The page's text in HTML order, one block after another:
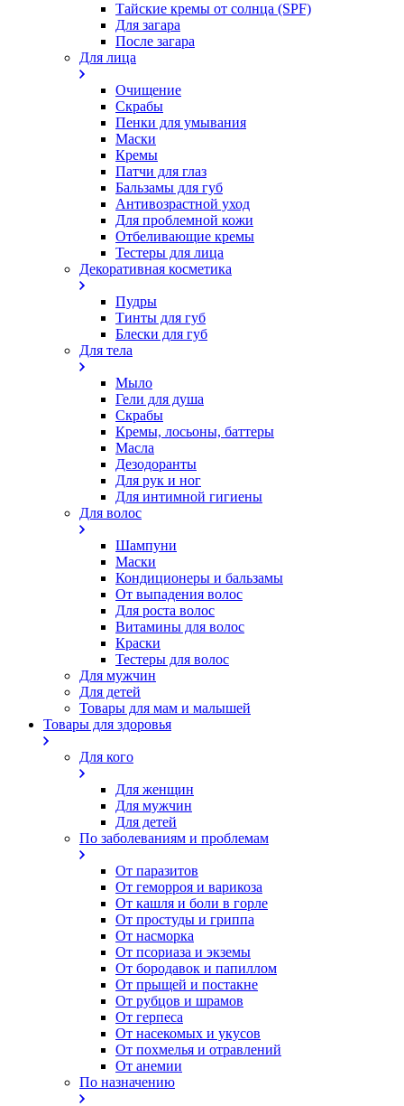
Тайские кремы от солнца (SPF)
Для загара
После загара
Для лица
Очищение
Скрабы
Пенки для умывания
Маски
Кремы
Патчи для глаз
Бальзамы для губ
Антивозрастной уход
Для проблемной кожи
Oтбеливающие кремы
Тестеры для лица
Декоративная косметика
Пудры
Тинты для губ
Блески для губ
Для тела
Мыло
Гели для душа
Скрабы
Кремы, лосьоны, баттеры
Масла
Дезодоранты
Для рук и ног
Для интимной гигиены
Для волос
Шампуни
Маски
Кондиционеры и бальзамы
От выпадения волос
Для роста волос
Витамины для волос
Краски
Тестеры для волос
Для мужчин
Для детей
Товары для мам и малышей
Товары для здоровья
Для кого
Для женщин
Для мужчин
Для детей
По заболеваниям и проблемам
От паразитов
Oт геморроя и варикоза
От кашля и боли в горле
От простуды и гриппа
От насморка
Oт псориаза и экземы
От бородавок и папиллом
От прыщей и постакне
От рубцов и шрамов
От герпеса
От насекомых и укусов
От похмелья и отравлений
От анемии
По назначению